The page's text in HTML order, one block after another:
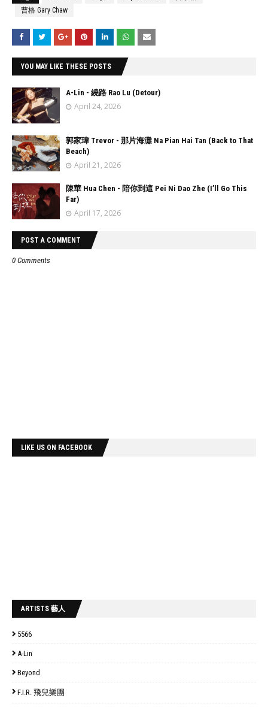
曹格 Gary Chaw
YOU MAY LIKE THESE POSTS
A-Lin - 繞路 Rao Lu (Detour)
April 24, 2026
郭家瑋 Trevor - 那片海灘 Na Pian Hai Tan (Back to That
Beach)
April 21, 2026
陳華 Hua Chen - 陪你到這 Pei Ni Dao Zhe (I’ll Go This
Far)
April 17, 2026
POST A COMMENT
0 Comments
LIKE US ON FACEBOOK
ARTISTS 藝人
5566
A-Lin
Beyond
F.I.R. 飛兒樂團